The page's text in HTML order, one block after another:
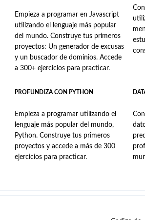
Empieza a programar en Javascript
utilizando el lenguaje más popular
del mundo. Construye tus primeros
proyectos: Un generador de excusas
y un buscador de dominios. Accede
a 300+ ejercicios para practicar.
PROFUNDIZA CON PYTHON
Empieza a programar utilizando el
lenguaje más popular del mundo,
Python. Construye tus primeros
proyectos y accede a más de 300
ejercicios para practicar.